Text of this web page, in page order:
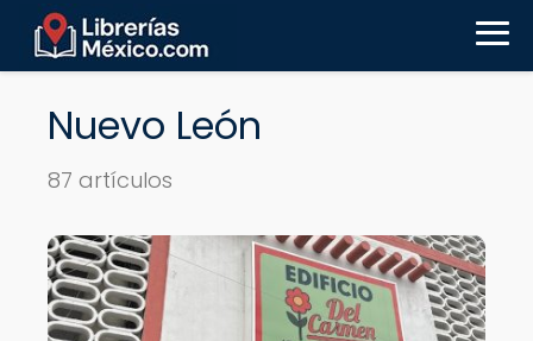
Nuevo León
87 artículos